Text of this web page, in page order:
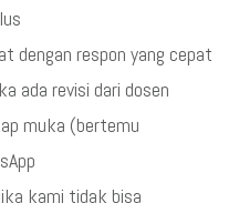
dengan respon yang cepat
ada revisi dari dosen
muka (bertemu
kami tidak bisa